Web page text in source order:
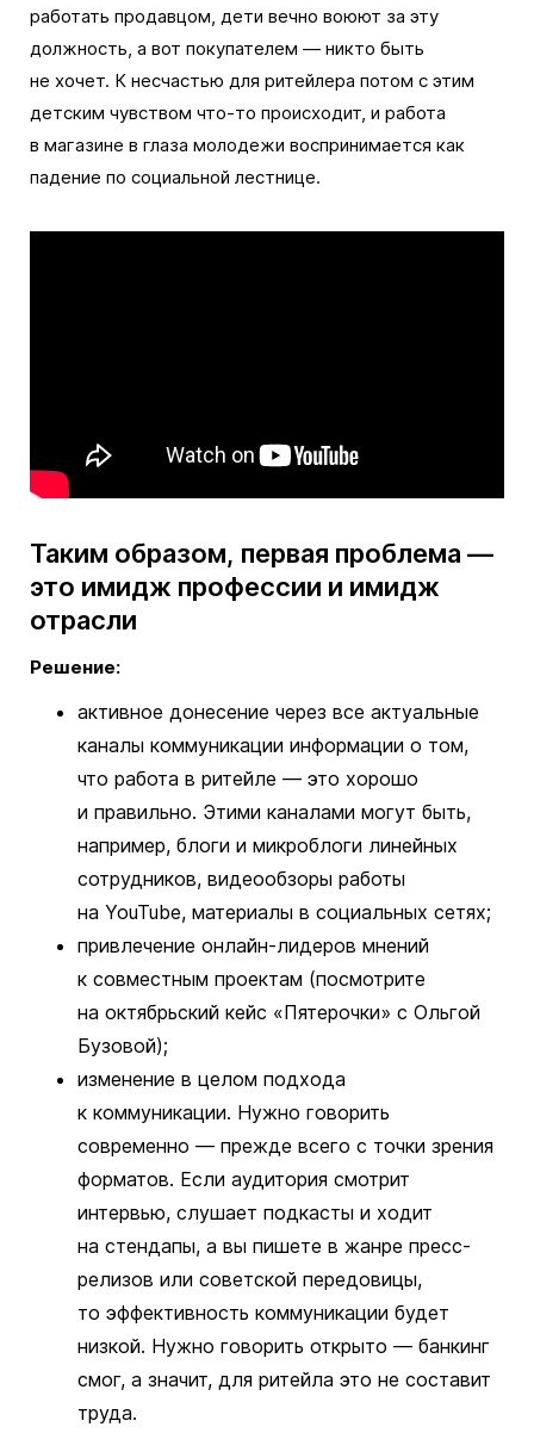
работать продавцом, дети вечно воюют за эту
должность, а вот покупателем — никто быть
не хочет. К несчастью для ритейлера потом с этим
детским чувством что-то происходит, и работа
в магазине в глаза молодежи воспринимается как
падение по социальной лестнице.
Таким образом, первая проблема —
это имидж профессии и имидж
отрасли
Решение:
активное донесение через все актуальные
каналы коммуникации информации о том,
что работа в ритейле — это хорошо
и правильно. Этими каналами могут быть,
например, блоги и микроблоги линейных
сотрудников, видеообзоры работы
на YouTube, материалы в социальных сетях;
привлечение онлайн-лидеров мнений
к совместным проектам (посмотрите
на октябрьский кейс «Пятерочки» с Ольгой
Бузовой);
изменение в целом подхода
к коммуникации. Нужно говорить
современно — прежде всего с точки зрения
форматов. Если аудитория смотрит
интервью, слушает подкасты и ходит
на стендапы, а вы пишете в жанре пресс-
релизов или советской передовицы,
то эффективность коммуникации будет
низкой. Нужно говорить открыто — банкинг
смог, а значит, для ритейла это не составит
труда.